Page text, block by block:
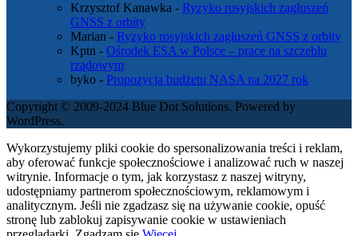
Krzysztof Kanawka - Ryzyko rosyjskich zagłuszeń
GNSS z orbity
Marian - Ryzyko rosyjskich zagłuszeń GNSS z orbity
Kptn - Ośrodek ESA w Polsce – prace na szczeblu
rządowym
byko - Propozycja budżetu NASA na 2027 rok
Copyright © 2009-2024 Blue Dot Solutions. Powered by
WordPress.
Wykorzystujemy pliki cookie do spersonalizowania treści i reklam,
aby oferować funkcje społecznościowe i analizować ruch w naszej
witrynie. Informacje o tym, jak korzystasz z naszej witryny,
udostępniamy partnerom społecznościowym, reklamowym i
analitycznym. Jeśli nie zgadzasz się na używanie cookie, opuść
stronę lub zablokuj zapisywanie cookie w ustawieniach